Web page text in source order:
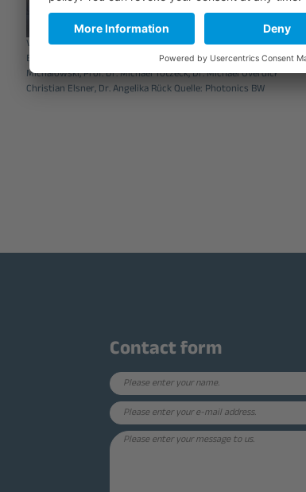
Vorstand von Photonics BW gemeinsam mit Dr. Andreas
Ehrhardt V.l.n.r.: Prof. Dr. Stephan Reichelt, Prof. Dr. Andreas
Michalowski, Prof. Dr. Michael Totzeck, Dr. Michael Overdick,
Christian Elsner, Dr. Angelika Rück Quelle: Photonics BW
Contact form